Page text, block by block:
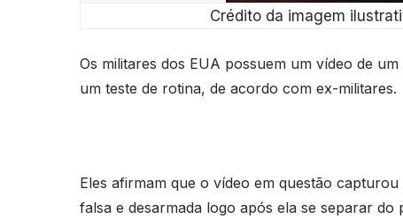
Crédito da imagem
Os militares dos EUA possuem um vídeo de
um teste de rotina, de acordo com ex-militares.
Eles afirmam que o vídeo em questão
falsa e desarmada logo após ela se separar